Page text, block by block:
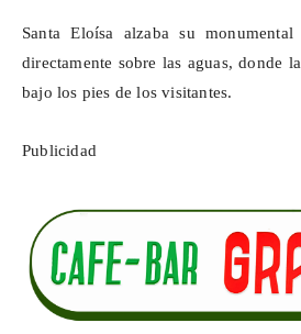
Santa Eloísa alzaba su
directamente sobre las aguas, donde
bajo los pies de los visitantes.
Publicidad